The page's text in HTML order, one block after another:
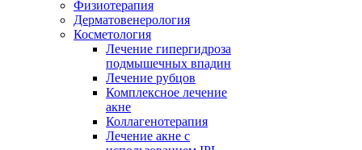
Физиотерапия
Дерматовенерология
Косметология
Лечение гипергидроза
подмышечных впадин
Лечение рубцов
Комплексное лечение
акне
Коллагенотерапия
Лечение акне с